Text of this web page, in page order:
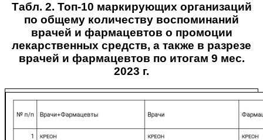
Табл. 2. Топ-10 маркирующих организаций
по общему количеству воспоминаний
врачей и фармацевтов о промоции
лекарственных средств, а также в разрезе
врачей и фармацевтов по итогам 9 мес.
2023 г.